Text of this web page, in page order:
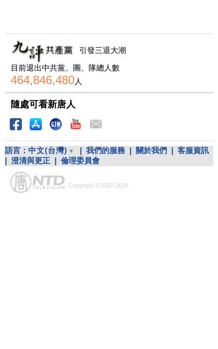
引發三退大潮
目前退出中共黨、團、隊總人數
464,846,480人
隨處可看新唐人
語言： 中文(台灣) 我們的服務 關於我們
客服資訊
澄清與更正 倫理委員會
Copyright ©2002-2024